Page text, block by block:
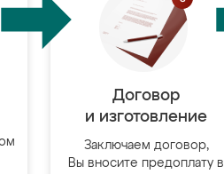
Договор
и изготовление
Заключаем договор,
Вы вносите предоплату в